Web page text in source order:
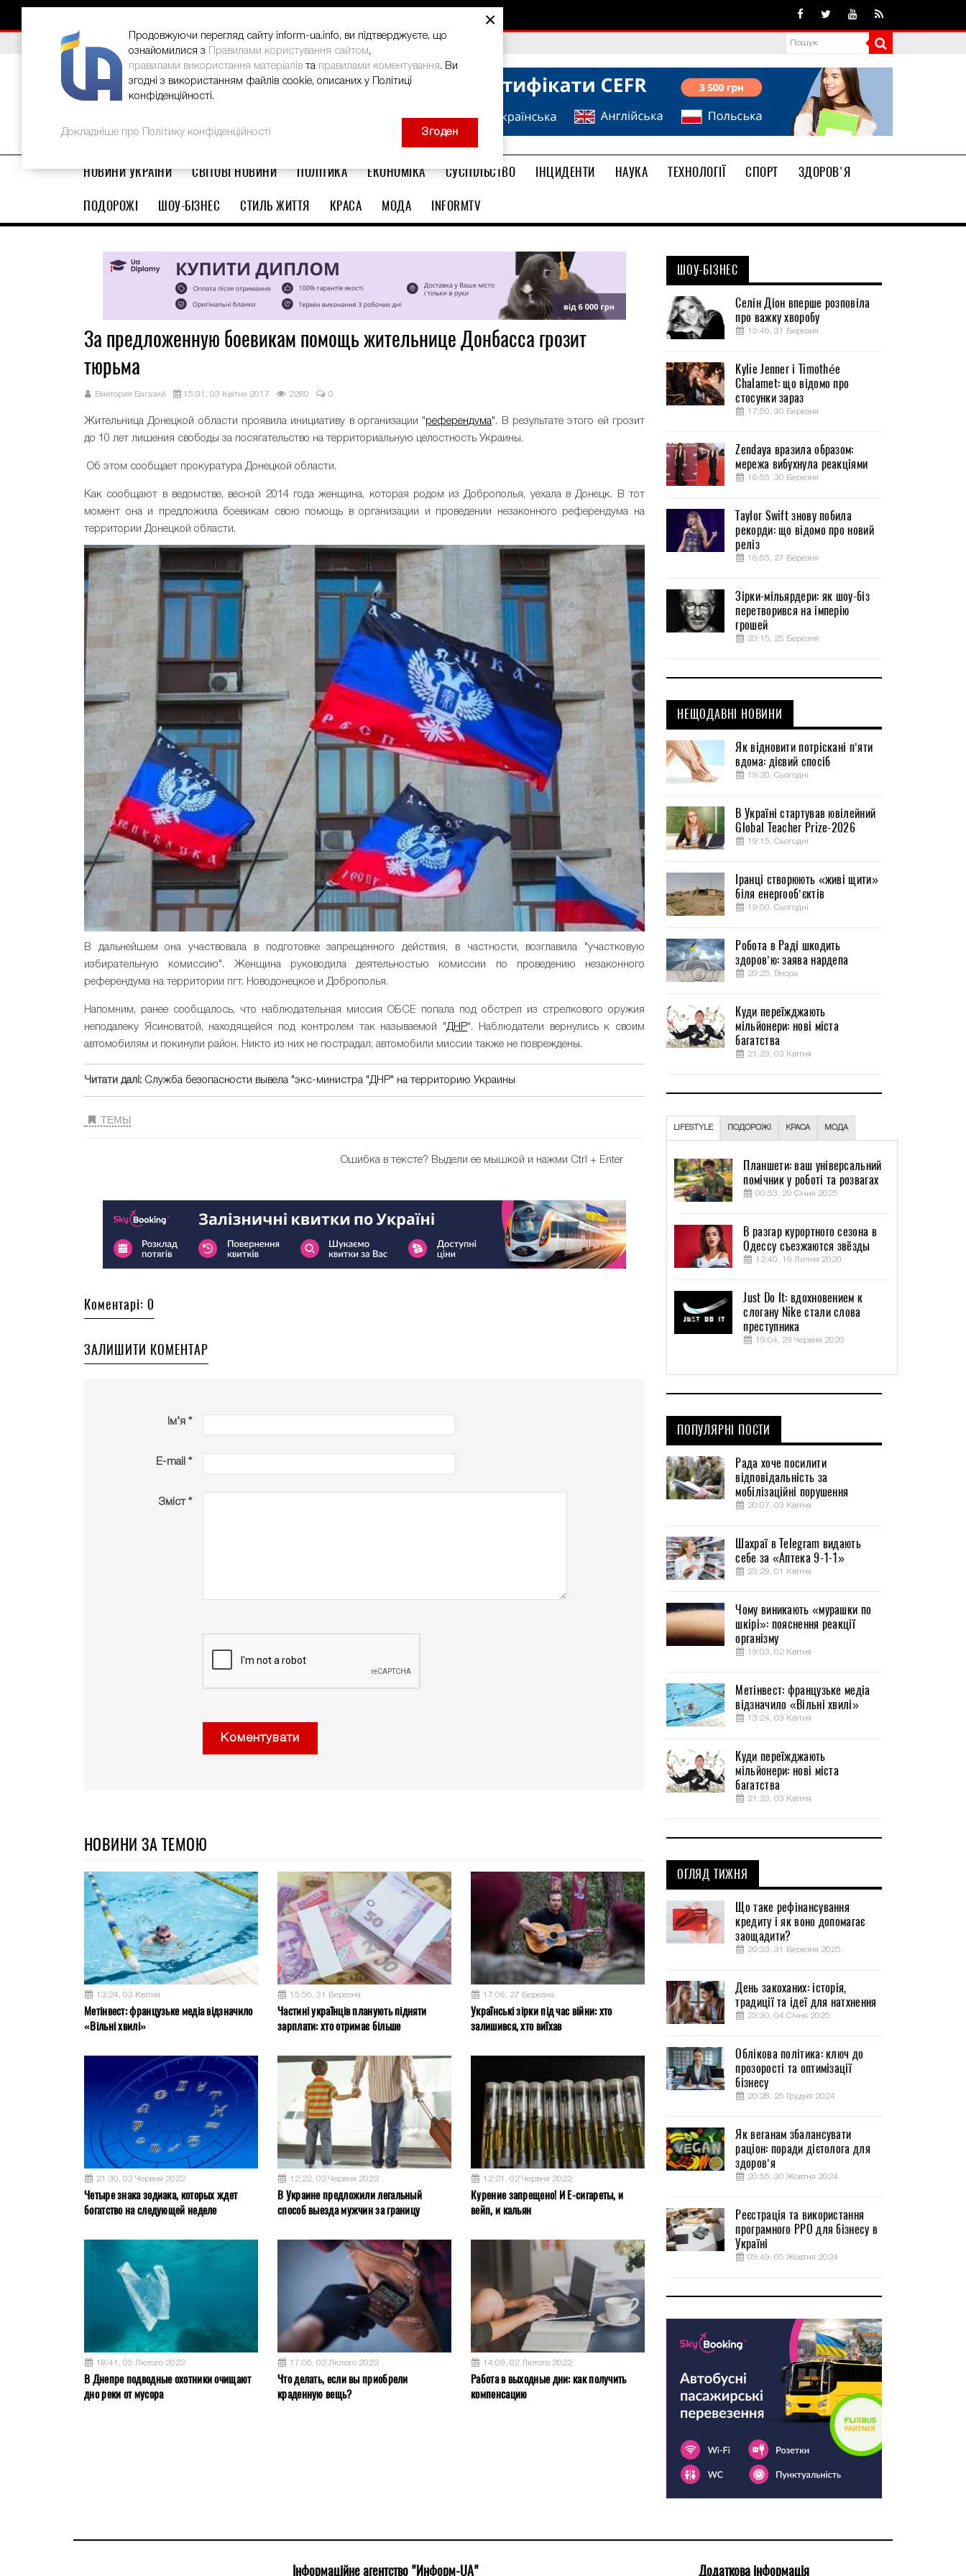
ВИБІР РЕДАКЦІЇ В Україні стартував ювілейний Global Teacher Prize-2026
НОВИНИ УКРАЇНИ СВІТОВІ НОВИНИ ПОЛІТИКА ЕКОНОМІКА СУСПІЛЬСТВО ІНЦИДЕНТИ НАУКА ТЕХНОЛОГІЇ СПОРТ
ЗДОРОВ'Я
ПОДОРОЖІ
ШОУ-БІЗНЕС СТИЛЬ ЖИТТЯ КРАСА МОДА INFORMTV
За предложенную боевикам помощь жительнице Донбасса грозит
тюрьма
Виктория Багазий 15:31, 03 Квітня 2017 2280 0
Жительница Донецкой области проявила инициативу в организации "референдума". В результате этого ей грозит
до 10 лет лишения свободы за посягательство на территориальную целостность Украины.
Об этом сообщает прокуратура Донецкой области.
Как сообщают в ведомстве, весной 2014 года женщина, которая родом из Доброполья, уехала в Донецк. В тот
момент она и предложила боевикам свою помощь в организации и проведении незаконного референдума на
территории Донецкой области.
В дальнейшем она участвовала в подготовке запрещенного действия, в частности, возглавила "участковую
избирательную комиссию". Женщина руководила деятельностью комиссии по проведению незаконного
референдума на территории пгт. Новодонецкое и Доброполья.
Напомним, ранее сообщалось, что наблюдательная миссия ОБСЕ попала под обстрел из стрелкового оружия
неподалеку Ясиноватой, находящейся под контролем так называемой "ДНР". Наблюдатели вернулись к своим
автомобилям и покинули район. Никто из них не пострадал, автомобили миссии также не повреждены.
Читати далі: Служба безопасности вывела "экс-министра "ДНР" на территорию Украины
ТЕМЫ
Ошибка в тексте? Выдели ее мышкой и нажми Ctrl + Enter
Коментарі: 0
ЗАЛИШИТИ КОМЕНТАР
Ім’я *
E-mail *
Зміст *
Коментувати
НОВИНИ ЗА ТЕМОЮ
13:24, 03 Квітня
Метінвест: французьке медіа відзначило
«Вільні хвилі»
15:56, 31 Березня
Частині українців планують підняти
зарплати: хто отримає більше
17:06, 27 Березня
Українські зірки під час війни: хто
залишився, хто виїхав
21:30, 03 Червня 2022
Четыре знака зодиака, которых ждет
богатство на следующей неделе
12:22, 02 Червня 2022
В Украине предложили легальный
способ выезда мужчин за границу
12:21, 02 Червня 2022
Курение запрещено! И Е-сигареты, и
вейп, и кальян
18:41, 05 Лютого 2022
В Днепре подводные охотники очищают
дно реки от мусора
17:06, 02 Лютого 2022
Что делать, если вы приобрели
краденную вещь?
14:09, 02 Лютого 2022
Работа в выходные дни: как получить
компенсацию
ШОУ-БІЗНЕС
Селін Діон вперше розповіла
про важку хворобу
15:46, 31 Березня
Kylie Jenner і Timothée
Chalamet: що відомо про
стосунки зараз
17:50, 30 Березня
Zendaya вразила образом:
мережа вибухнула реакціями
16:55, 30 Березня
Taylor Swift знову побила
рекорди: що відомо про новий
реліз
16:55, 27 Березня
Зірки-мільярдери: як шоу-біз
перетворився на імперію
грошей
23:15, 25 Березня
НЕЩОДАВНІ НОВИНИ
Як відновити потріскані п’яти
вдома: дієвий спосіб
19:20, Сьогодні
В Україні стартував ювілейний
Global Teacher Prize-2026
19:15, Сьогодні
Іранці створюють «живі щити»
біля енергооб’єктів
19:00, Сьогодні
Робота в Раді шкодить
здоров’ю: заява нардепа
20:25, Вчора
Куди переїжджають
мільйонери: нові міста
багатства
21:23, 03 Квітня
LIFESTYLE ПОДОРОЖІ КРАСА МОДА
Планшети: ваш універсальний
помічник у роботі та розвагах
00:53, 29 Січня 2025
В разгар курортного сезона в
Одессу съезжаются звёзды
12:40, 19 Липня 2020
Just Do It: вдохновением к
слогану Nike стали слова
преступника
19:04, 23 Червня 2020
ПОПУЛЯРНІ ПОСТИ
Рада хоче посилити
відповідальність за
мобілізаційні порушення
20:07, 03 Квітня
Шахраї в Telegram видають
себе за «Аптека 9-1-1»
23:29, 01 Квітня
Чому виникають «мурашки по
шкірі»: пояснення реакції
організму
19:03, 02 Квітня
Метінвест: французьке медіа
відзначило «Вільні хвилі»
13:24, 03 Квітня
Куди переїжджають
мільйонери: нові міста
багатства
21:23, 03 Квітня
ОГЛЯД ТИЖНЯ
Що таке рефінансування
кредиту і як воно допомагає
заощадити?
20:33, 31 Березня 2025
День закоханих: історія,
традиції та ідеї для натхнення
23:30, 04 Січня 2025
Облікова політика: ключ до
прозорості та оптимізації
бізнесу
20:28, 25 Грудня 2024
Як веганам збалансувати
раціон: поради дієтолога для
здоров’я
20:55, 30 Жовтня 2024
Реєстрація та використання
програмного РРО для бізнесу в
Україні
09:49, 05 Жовтня 2024
Інформаційне агентство "Информ-UA" Додаткова інформація
×
Продовжуючи перегляд сайту inform-ua.info, ви підтверджуєте, що
ознайомилися з
Правилами користування сайтом,
правилами використання матеріалів та правилами коментування. Ви
згодні з використанням файлів cookie, описаних у Політиці
конфіденційності.
Докладніше про Політику конфіденційності Згоден